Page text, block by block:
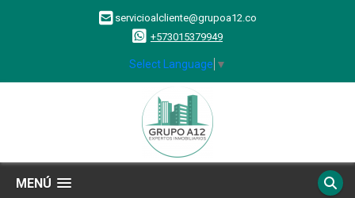
servicioalcliente@grupoa12.co
+573015379949
Select Language ▼
MENÚ